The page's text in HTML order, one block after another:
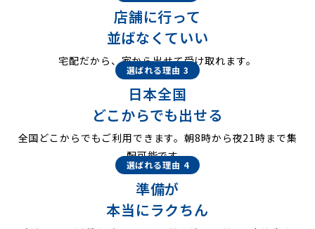
店舗に行って
並ばなくていい
宅配だから、家から出せて受け取れます。
選ばれる理由 3
日本全国
どこからでも出せる
全国どこからでもご利用できます。朝8時から夜21時まで集
配可能です。
選ばれる理由 4
準備が
本当にラクちん